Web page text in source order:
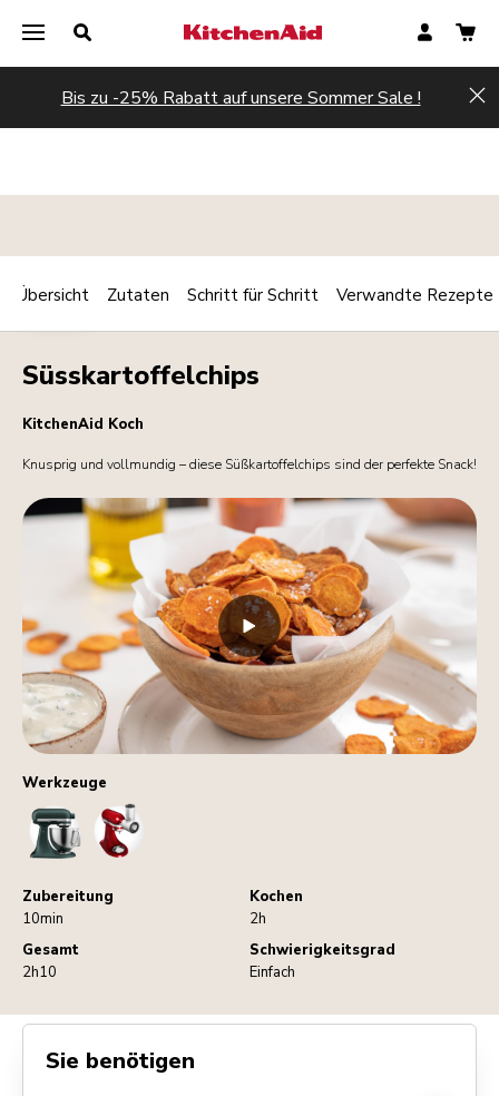
Bis zu -25% Rabatt auf unsere Sommer Sale !
Werkzeuge
StandMixerVegetableSlicerAndShredder
Zubereitung
10min
Kochen
2h
Gesamt
2h10
Schwierigkeitsgrad
Einfach
CHIPS Print
Share
Süsskartoffelchips
KitchenAid Koch
Knusprig und vollmundig – diese Süßkartoffelchips sind der perfekte Snack!
Übersicht Zutaten Schritt für Schritt Verwandte Rezepte
Sie benötigen